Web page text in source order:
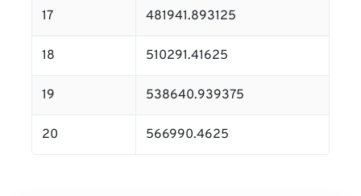
17 481941.893125
18 510291.41625
19 538640.939375
20 566990.4625